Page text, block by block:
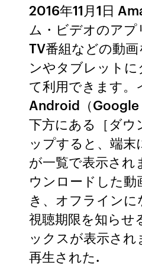
2016年11月1日
ム・ビデオのアプ
TV番組などの動
ンやタブレット
て利用できます。
Android（Google
下方にある［ダウ
ップすると、端末
が一覧で表示され
ウンロードした動
き、オフラインに
視聴期限を知らせ
ックスが表示され
再生された.